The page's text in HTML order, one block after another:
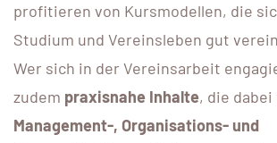
profitieren von Kursmodellen, die
Studium und Vereinsleben gut
Wer sich in der Vereinsarbeit
zudem praxisnahe Inhalte, die
Management-, Organisations- und